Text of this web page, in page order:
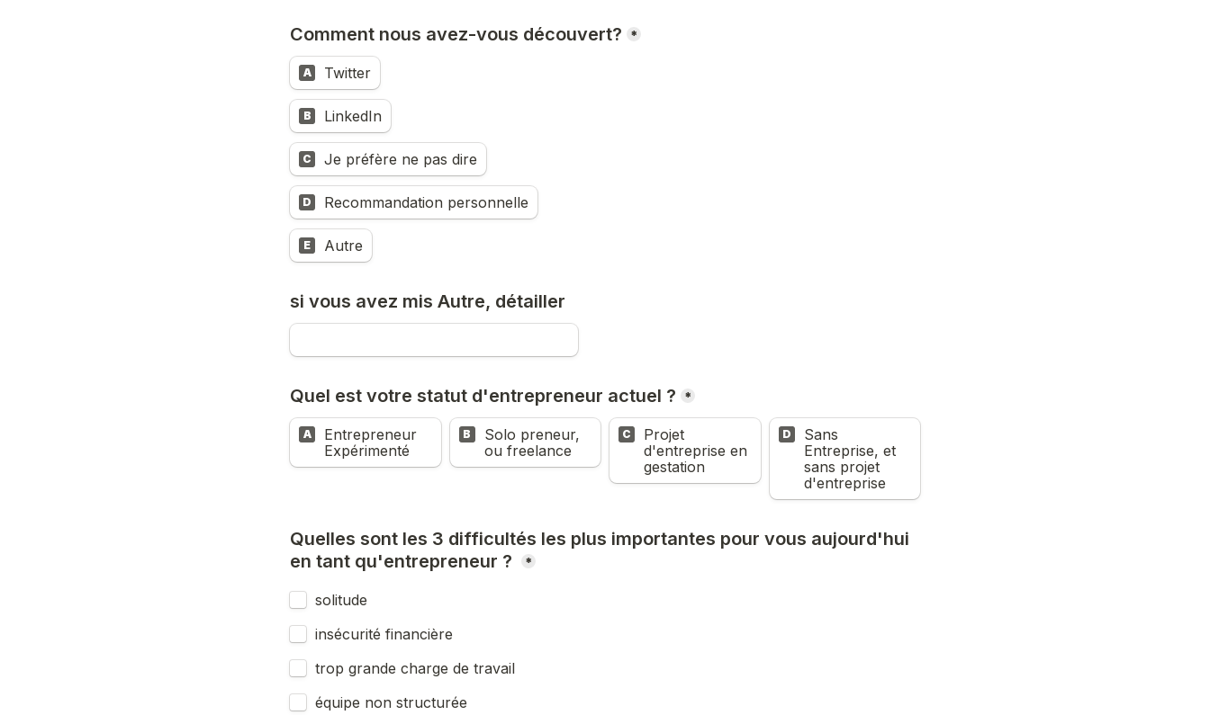
Comment nous avez-vous découvert? *
A Twitter
B LinkedIn
C Je préfère ne pas dire
D Recommandation personnelle
E Autre
si vous avez mis Autre, détailler
Quel est votre statut d'entrepreneur actuel ? *
A
Entrepreneur
Expérimenté
B
Solo preneur,
ou freelance
C
Projet
d'entreprise en
gestation
D
Sans
Entreprise, et
sans projet
d'entreprise
Quelles sont les 3 difficultés les plus importantes pour vous aujourd'hui
en tant qu'entrepreneur ?
*
solitude
insécurité financière
trop grande charge de travail
équipe non structurée